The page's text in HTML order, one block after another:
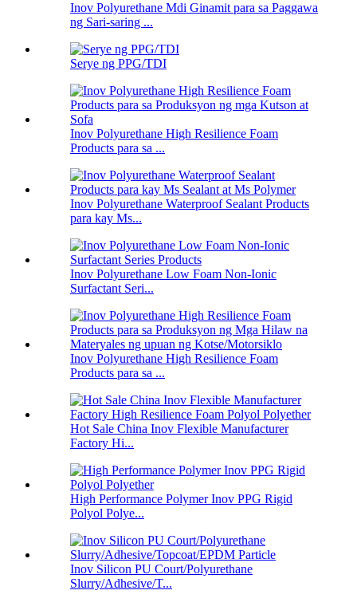
Inov Polyurethane Mdi Ginamit para sa Paggawa
ng Sari-saring ...
Serye ng PPG/TDI
Inov Polyurethane High Resilience Foam
Products para sa ...
Inov Polyurethane Waterproof Sealant Products
para kay Ms...
Inov Polyurethane Low Foam Non-Ionic
Surfactant Seri...
Inov Polyurethane High Resilience Foam
Products para sa ...
Hot Sale China Inov Flexible Manufacturer
Factory Hi...
High Performance Polymer Inov PPG Rigid
Polyol Polye...
Inov Silicon PU Court/Polyurethane
Slurry/Adhesive/T...